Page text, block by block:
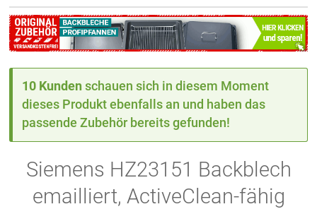
10 Kunden schauen sich in diesem Moment
dieses Produkt ebenfalls an und haben das
passende Zubehör bereits gefunden!
Siemens HZ23151 Backblech
emailliert, ActiveClean-fähig